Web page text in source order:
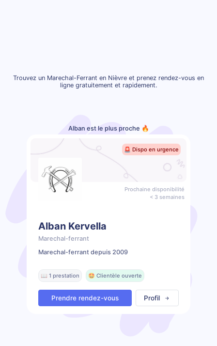
Trouvez un Marechal-Ferrant en Nièvre et prenez rendez-vous en
ligne gratuitement et rapidement.
Alban est le plus proche 🔥
🚨 Dispo en urgence
Prochaine disponibilité
< 3 semaines
Alban Kervella
Marechal-ferrant
Marechal-ferrant depuis 2009
📖 1 prestation 🤩 Clientèle ouverte
Prendre rendez-vous Profil